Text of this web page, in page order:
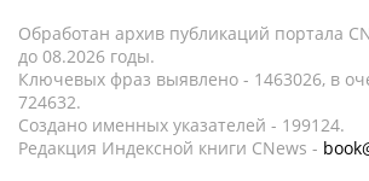
Обработан архив публикаций портала
до 08.2026 годы.
Ключевых фраз выявлено - 1463026, в
724632.
Создано именных указателей - 199124.
Редакция Индексной книги CNews -